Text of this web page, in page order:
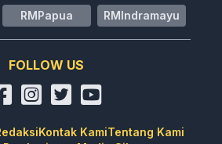
RMPapua RMIndramayu
FOLLOW US
Kontak KamiTentang Kami